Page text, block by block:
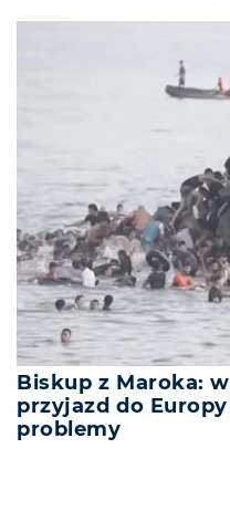
Biskup z Maroka:
przyjazd do
problemy